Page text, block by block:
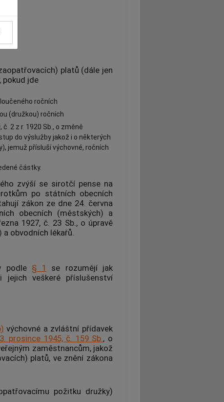
platů (dále jen
pokud jde
ročních
(družkou) ročních
2 z r. 1920 Sb., o změně
do výslužby jakož i o některých
jemuž přísluší výchovné, ročních
částky.
zvýší se sirotčí pense na
po státních obecních
zákon ze dne 24. června
obecních (městských) a
1927, č. 23 Sb., o úpravě
obvodních lékařů.
podle § 1
se rozumějí jak
jejich veškeré příslušenství
výchovné a zvláštní přídavek
prosince 1945, č. 159 Sb., o
zaměstnancům, jakož
platů, ve znění zákona
požitku družky)